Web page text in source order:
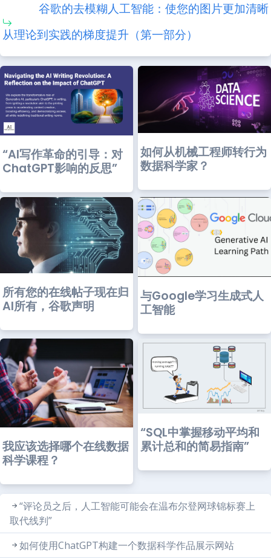
谷歌的去模糊人工智能：使您的图片更加清晰
从理论到实践的梯度提升（第一部分）
“AI写作革命的引导：对
ChatGPT影响的反思”
如何从机械工程师转行为
数据科学家？
所有您的在线帖子现在归
AI所有，谷歌声明
与Google学习生成式人
工智能
我应该选择哪个在线数据
科学课程？
“SQL中掌握移动平均和
累计总和的简易指南”
“评论员之后，人工智能可能会在温布尔登网球锦标赛上
取代线判”
如何使用ChatGPT构建一个数据科学作品展示网站